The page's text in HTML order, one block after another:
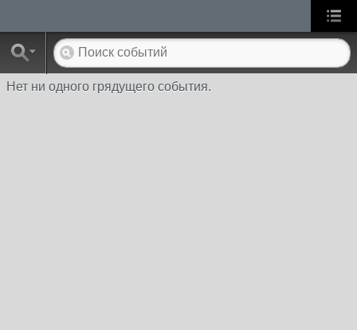
Нет ни одного грядущего события.